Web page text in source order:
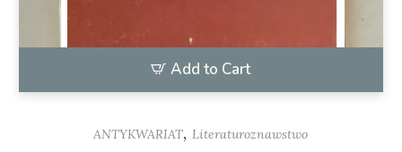
Add to Cart
ANTYKWARIAT,Literaturoznawstwo